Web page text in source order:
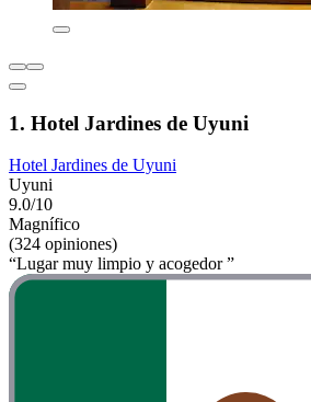
1. Hotel Jardines de Uyuni
Hotel Jardines de Uyuni
Uyuni
9.0/10
Magnífico
(324 opiniones)
“Lugar muy limpio y acogedor ”